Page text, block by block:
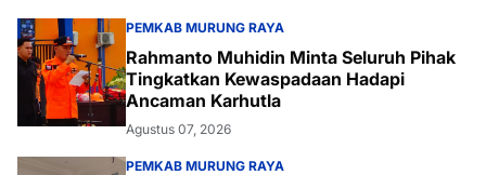
PEMKAB MURUNG RAYA
Rahmanto Muhidin Minta Seluruh Pihak
Tingkatkan Kewaspadaan Hadapi
Ancaman Karhutla
Agustus 07, 2026
PEMKAB MURUNG RAYA